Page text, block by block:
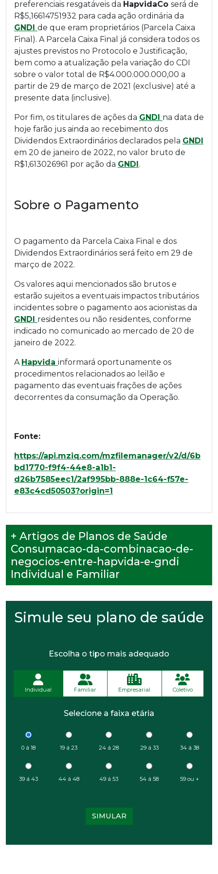
preferenciais resgatáveis da HapvidaCo será de
R$5,16614751932 para cada ação ordinária da
GNDI de que eram proprietários (Parcela Caixa
Final). A Parcela Caixa Final já considera todos os
ajustes previstos no Protocolo e Justificação,
bem como a atualização pela variação do CDI
sobre o valor total de R$4.000.000.000,00 a
partir de 29 de março de 2021 (exclusive) até a
presente data (inclusive).
Por fim, os titulares de ações da GNDI na data de
hoje farão jus ainda ao recebimento dos
Dividendos Extraordinários declarados pela GNDI
em 20 de janeiro de 2022, no valor bruto de
R$1,613026961 por ação da GNDI.
Sobre o Pagamento
O pagamento da Parcela Caixa Final e dos
Dividendos Extraordinários será feito em 29 de
março de 2022.
Os valores aqui mencionados são brutos e
estarão sujeitos a eventuais impactos tributários
incidentes sobre o pagamento aos acionistas da
GNDI residentes ou não residentes, conforme
indicado no comunicado ao mercado de 20 de
janeiro de 2022.
A Hapvida informará oportunamente os
procedimentos relacionados ao leilão e
pagamento das eventuais frações de ações
decorrentes da consumação da Operação.
Fonte:
https://api.mziq.com/mzfilemanager/v2/d/6b
bd1770-f9f4-44e8-a1b1-
d26b7585eec1/2af995bb-888e-1c64-f57e-
e83c4cd50503?origin=1
+ Artigos de Planos de Saúde
Consumacao-da-combinacao-de-
negocios-entre-hapvida-e-gndi
Individual e Familiar
Simule seu plano de saúde
Escolha o tipo mais adequado
Individual Familiar Empresarial Coletivo
Selecione a faixa etária
0 á 18 19 á 23 24 á 28 29 á 33 34 á 38
39 á 43 44 á 48 49 á 53 54 á 58 59 ou +
SIMULAR